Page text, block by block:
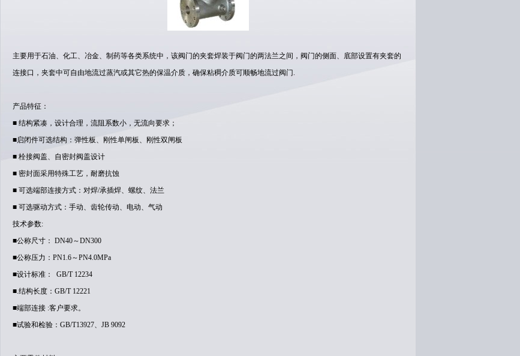
主要用于石油、化工、冶金、制药等各类系统中，该阀门的夹套焊装于阀门的两法兰之间，阀门的侧面、底部设置有夹套的
连接口，夹套中可自由地流过蒸汽或其它热的保温介质，确保粘稠介质可顺畅地流过阀门.
产品特征：
■ 结构紧凑，设计合理，流阻系数小，无流向要求；
■启闭件可选结构：弹性板、刚性单闸板、刚性双闸板
■ 栓接阀盖、自密封阀盖设计
■ 密封面采用特殊工艺，耐磨抗蚀
■ 可选端部连接方式：对焊/承插焊、螺纹、法兰
■ 可选驱动方式：手动、齿轮传动、电动、气动
技术参数:
■公称尺寸： DN40～DN300
■公称压力：PN1.6～PN4.0MPa
■设计标准： GB/T 12234
■.结构长度：GB/T 12221
■端部连接 :客户要求。
■试验和检验：GB/T13927、JB 9092